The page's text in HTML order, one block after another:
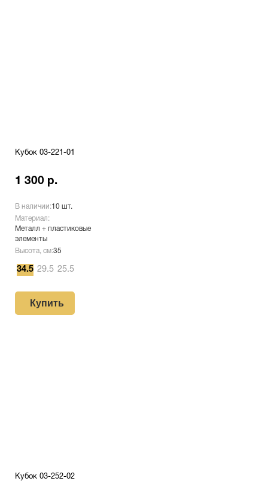
Кубок 03-221-01
1 300 р.
В наличии:10 шт.
Материал:
Металл + пластиковые
элементы
Высота, см:35
34.5 29.5 25.5
Купить
Кубок 03-252-02